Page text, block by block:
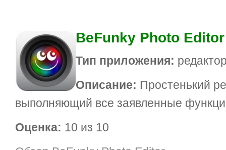
BeFunky Photo Editor
Тип приложения:
Описание: Простенький
выполняющий все заявленные
Оценка: 10 из 10